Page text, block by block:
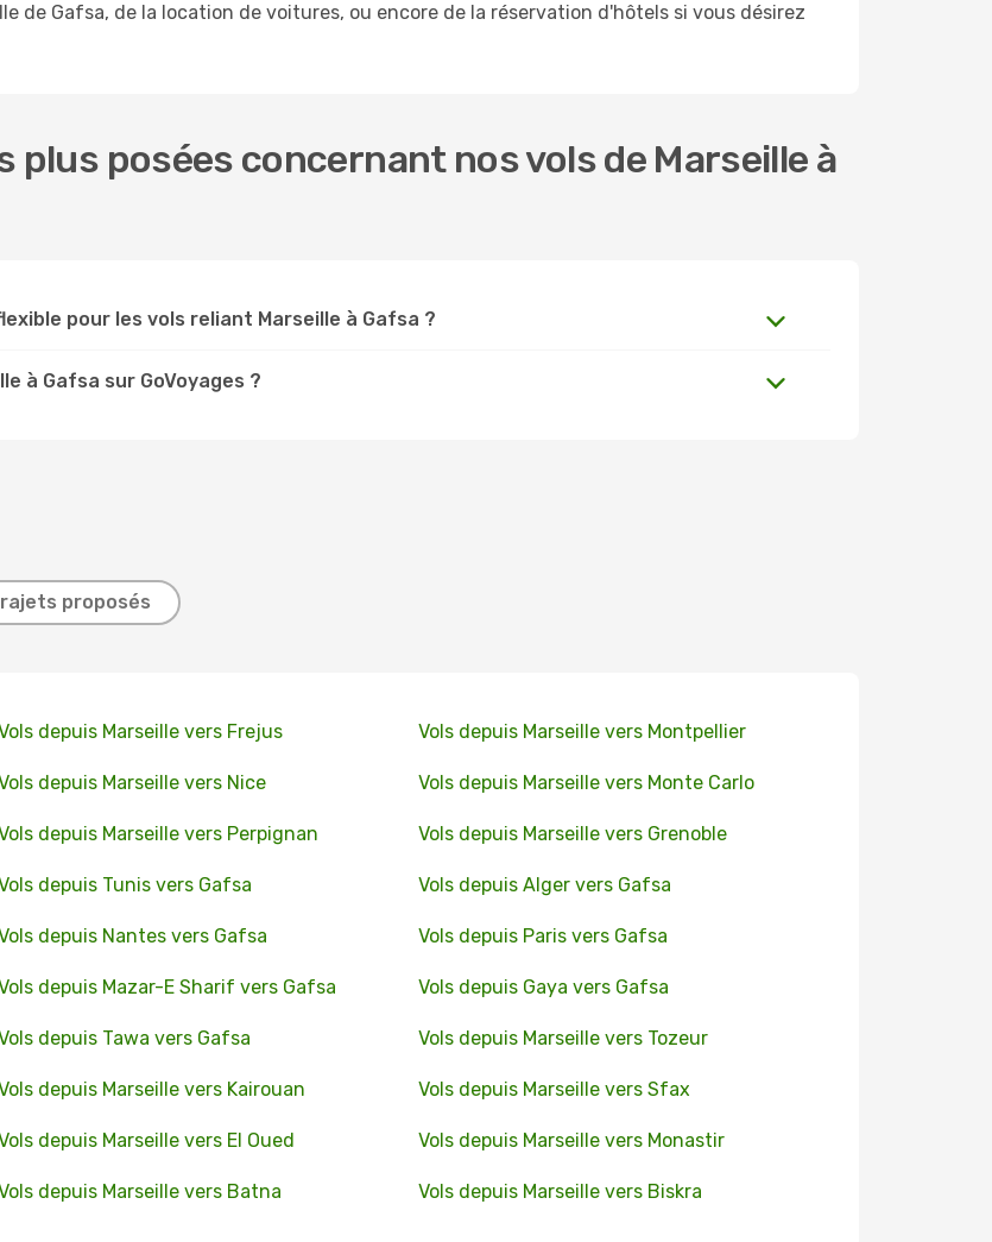
de Gafsa, de la location de voitures, ou encore de la réservation d'hôtels si vous désirez
plus posées concernant nos vols de Marseille à
pour les vols reliant Marseille à Gafsa ?
à Gafsa sur GoVoyages ?
proposés
depuis Marseille vers Frejus Vols depuis Marseille vers Montpellier
depuis Marseille vers Nice Vols depuis Marseille vers Monte Carlo
depuis Marseille vers Perpignan Vols depuis Marseille vers Grenoble
depuis Tunis vers Gafsa Vols depuis Alger vers Gafsa
depuis Nantes vers Gafsa Vols depuis Paris vers Gafsa
depuis Mazar-E Sharif vers Gafsa Vols depuis Gaya vers Gafsa
depuis Tawa vers Gafsa Vols depuis Marseille vers Tozeur
depuis Marseille vers Kairouan Vols depuis Marseille vers Sfax
depuis Marseille vers El Oued Vols depuis Marseille vers Monastir
depuis Marseille vers Batna Vols depuis Marseille vers Biskra